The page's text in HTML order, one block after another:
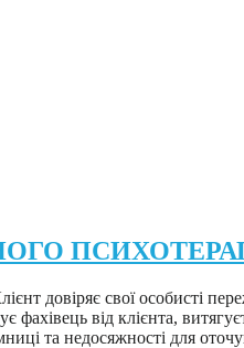
довіряє свої особисті
фахівець від клієнта,
та недосяжності для